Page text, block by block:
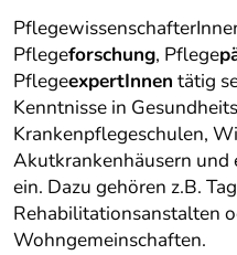
Pflegeforschung, Pflege
PflegeexpertInnen tätig
Kenntnisse in
Krankenpflegeschulen,
Akutkrankenhäusern und
ein. Dazu gehören z.B.
Rehabilitationsanstalten
Wohngemeinschaften.